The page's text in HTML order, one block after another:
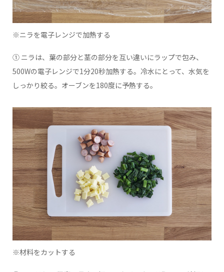
※ニラを電子レンジで加熱する
① ニラは、葉の部分と茎の部分を互い違いにラップで包み、
500Wの電子レンジで1分20秒加熱する。冷水にとって、水気を
しっかり絞る。オーブンを180度に予熱する。
※材料をカットする